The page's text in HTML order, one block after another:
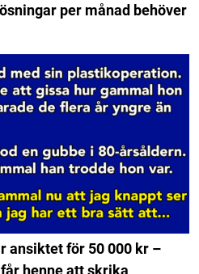
per månad behöver
ansiktet för 50 000 kr –
henne att skrika